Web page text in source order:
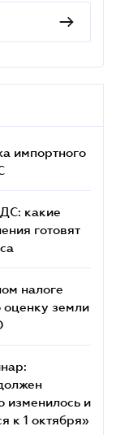
импортного
какие
готовят
налоге
оценку земли
изменилось и
к 1 октября»